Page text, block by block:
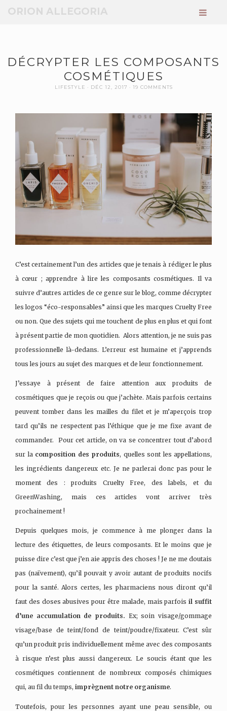
ORION ALLEGORIA
DÉCRYPTER LES COMPOSANTS
COSMÉTIQUES
LIFESTYLE DÉC 12, 2017 19 COMMENTS
C’est certainement l’un des articles que je tenais à rédiger le plus
à cœur ; apprendre à lire les composants cosmétiques. Il va
suivre d’autres articles de ce genre sur le blog, comme décrypter
les logos “éco-responsables” ainsi que les marques Cruelty Free
ou non. Que des sujets qui me touchent de plus en plus et qui font
à présent partie de mon quotidien. Alors attention, je ne suis pas
professionnelle là-dedans. L’erreur est humaine et j’apprends
tous les jours au sujet des marques et de leur fonctionnement.
J’essaye à présent de faire attention aux produits de
cosmétiques que je reçois ou que j’achète. Mais parfois certains
peuvent tomber dans les mailles du filet et je m’aperçois trop
tard qu’ils ne respectent pas l’éthique que je me fixe avant de
commander. Pour cet article, on va se concentrer tout d’abord
sur la composition des produits, quelles sont les appellations,
les ingrédients dangereux etc. Je ne parlerai donc pas pour le
moment des : produits Cruelty Free, des labels, et du
GreenWashing, mais ces articles vont arriver très
prochainement !
Depuis quelques mois, je commence à me plonger dans la
lecture des étiquettes, de leurs composants. Et le moins que je
puisse dire c’est que j’en aie appris des choses ! Je ne me doutais
pas (naïvement), qu’il pouvait y avoir autant de produits nocifs
pour la santé. Alors certes, les pharmaciens nous diront qu’il
faut des doses abusives pour être malade, mais parfoisil suffit
d’une accumulation de produits. Ex; soin visage/gommage
visage/base de teint/fond de teint/poudre/fixateur. C’est sûr
qu’un produit pris individuellement même avec des composants
à risque n’est plus aussi dangereux. Le soucis étant que les
cosmétiques contiennent de nombreux composés chimiques
qui, au fil du temps, imprègnent notre organisme.
Toutefois, pour les personnes ayant une peau sensible, ou